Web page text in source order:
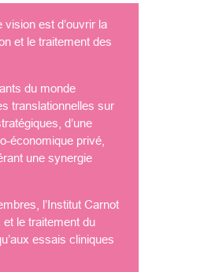
est d’ouvrir la
et le traitement des
du monde
translationnelles sur
d’une
économique privé,
une synergie
l’Institut Carnot
le traitement du
essais cliniques